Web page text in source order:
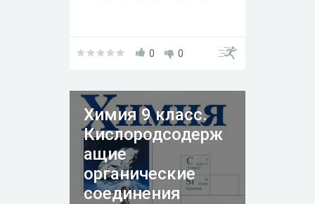
0 0
Химия 9 класс.
Кислородсодерж
ащие
органические
соединения